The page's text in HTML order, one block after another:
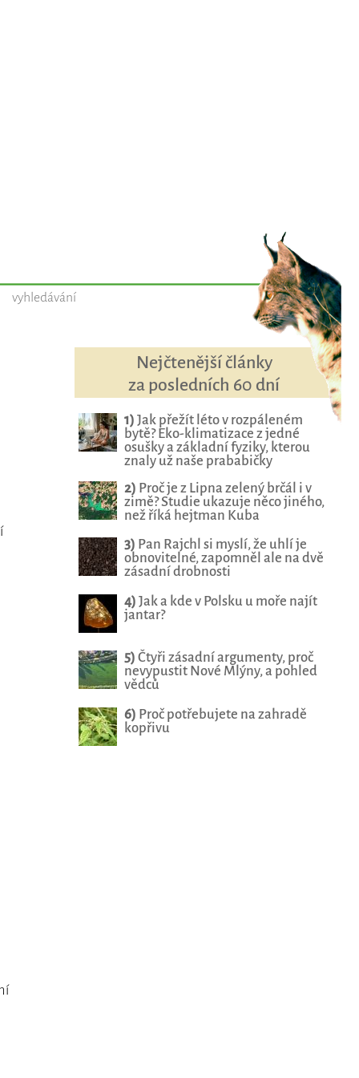
vyhledávání
Nejčtenější články
za posledních 60 dní
1) Jak přežít léto v rozpáleném
bytě? Eko-klimatizace z jedné
osušky a základní fyziky, kterou
znaly už naše prababičky
2) Proč je z Lipna zelený brčál i v
zimě? Studie ukazuje něco jiného,
než říká hejtman Kuba
3) Pan Rajchl si myslí, že uhlí je
obnovitelné, zapomněl ale na dvě
zásadní drobnosti
4) Jak a kde v Polsku u moře najít
jantar?
5) Čtyři zásadní argumenty, proč
nevypustit Nové Mlýny, a pohled
vědců
6) Proč potřebujete na zahradě
kopřivu